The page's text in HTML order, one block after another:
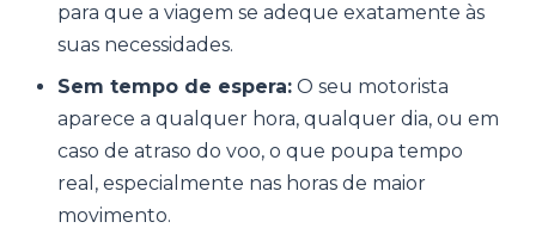
para que a viagem se adeque exatamente às
suas necessidades.
Sem tempo de espera: O seu motorista
aparece a qualquer hora, qualquer dia, ou em
caso de atraso do voo, o que poupa tempo
real, especialmente nas horas de maior
movimento.